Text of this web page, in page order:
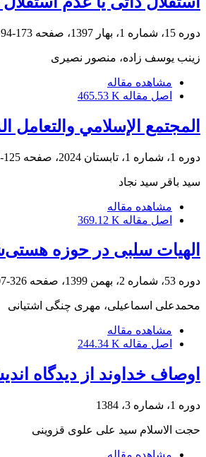
دوره 15، شماره 1، بهار 1397، صفحه 173-194
زینب یوسف زاده، منصور نصیری
مشاهده مقاله
اصل مقاله 465.53 K
المجتمع الإسلامي والتعامل
دوره 1، شماره 1، تابستان 2024، صفحه 125-150
سید باقر سید نجاد
مشاهده مقاله
اصل مقاله 369.12 K
الهیات سلبی در حوزه
دوره 53، شماره 2، بهمن 1399، صفحه 326-307
محمدعلی اسماعیلی، مهری چنگی اشتیانی
مشاهده مقاله
اصل مقاله 244.34 K
اوصاف خداوند از دیدگاه
دوره 1، شماره 3، 1384
حجت الاسلام سید علی علوی قزوینی